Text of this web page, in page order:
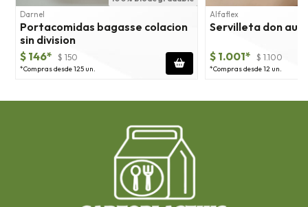
Darnel
Portacomidas bagasse colacion
sin division
$ 146* $ 150
*Compras desde 125 un.
Alfaflex
Servilleta don aur
$ 1.001* $ 1.100
*Compras desde 12 un.